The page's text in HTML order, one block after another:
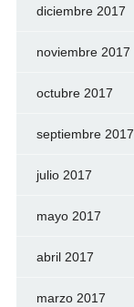
diciembre 2017
noviembre 2017
octubre 2017
septiembre 2017
julio 2017
mayo 2017
abril 2017
marzo 2017